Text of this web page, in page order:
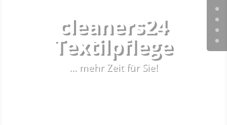
cleaners24
Textilpflege
... mehr Zeit für Sie!